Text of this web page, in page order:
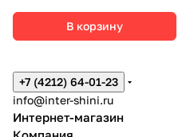
В корзину
+7 (4212) 64-01-23
info@inter-shini.ru
Интернет-магазин